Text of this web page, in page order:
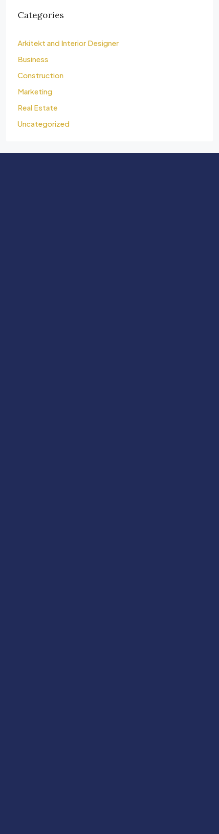
Categories
Arkitekt and Interior Designer
Business
Construction
Marketing
Real Estate
Uncategorized